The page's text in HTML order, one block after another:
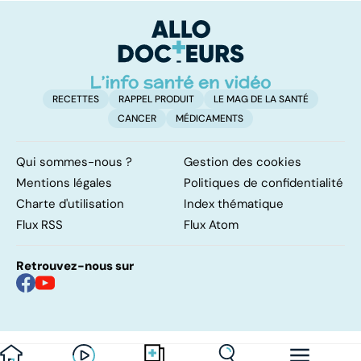
connu
RECETTES RAPPEL PRODUIT
LE MAG DE LA SANTÉ
CANCER
MÉDICAMENTS
Qui sommes-nous ?
Gestion des cookies
Mentions légales
Politiques de confidentialité
Charte d'utilisation
Index thématique
Flux RSS
Flux Atom
Retrouvez-nous sur